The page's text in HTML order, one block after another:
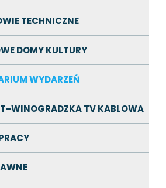
TECHNICZNE
DOMY KULTURY
WYDARZEŃ
WINOGRADZKA TV KABLOWA